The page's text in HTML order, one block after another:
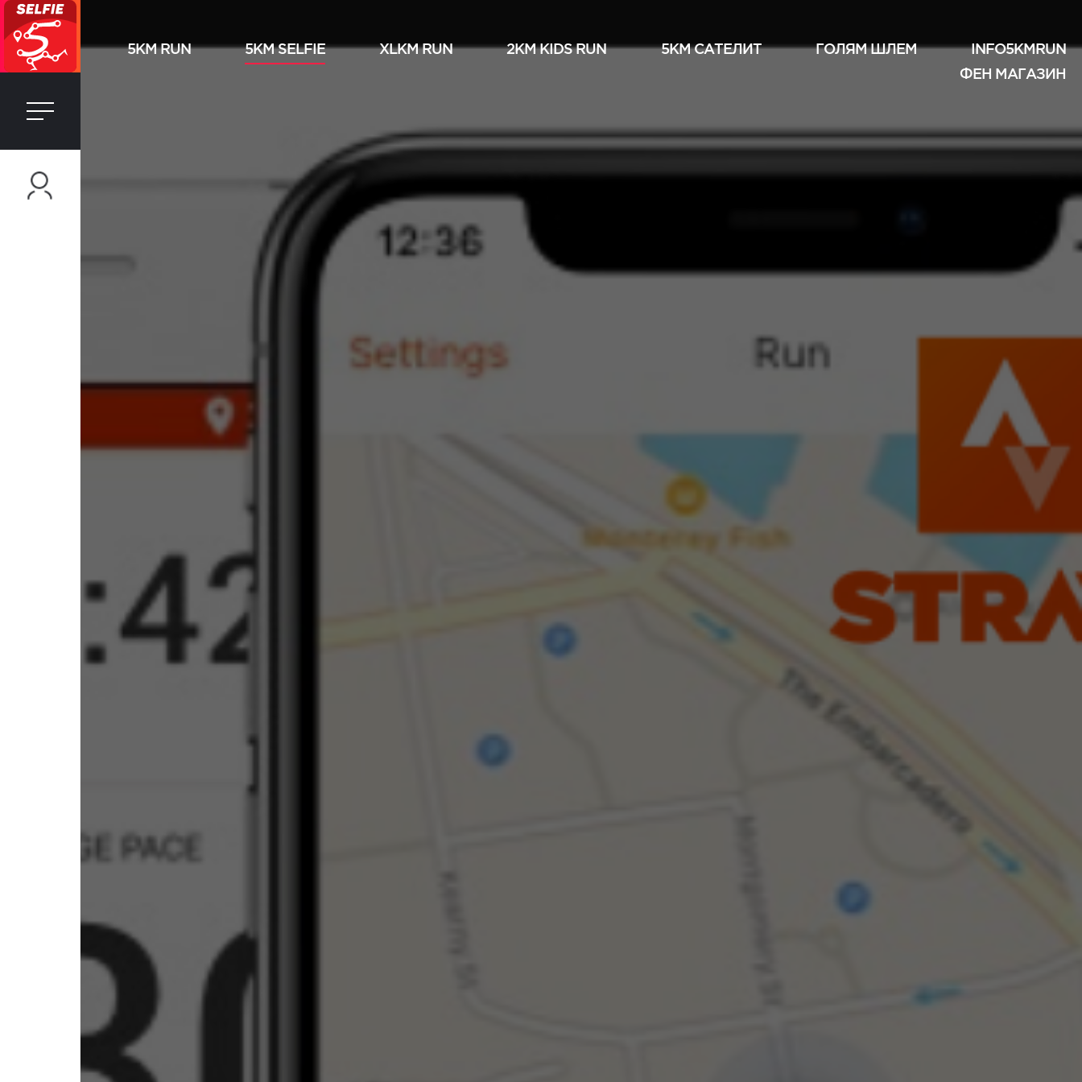
5KM RUN 5KM SELFIE XLKM RUN 2KM KIDS RUN 5KM САТЕЛИТ ГОЛЯМ ШЛЕМ
INFO5KMRUN
ФЕН МАГАЗИН